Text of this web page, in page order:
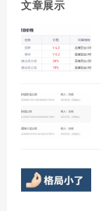
文章展示